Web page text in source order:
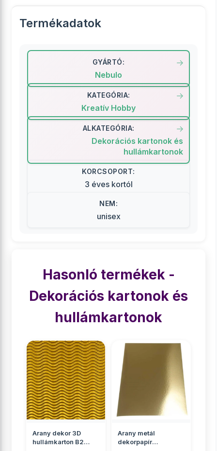
Termékadatok
GYÁRTÓ:
Nebulo
KATEGÓRIA:
Kreatív Hobby
ALKATEGÓRIA:
Dekorációs kartonok és
hullámkartonok
KORCSOPORT:
3 éves kortól
NEM:
unisex
Hasonló termékek -
Dekorációs kartonok és
hullámkartonok
Arany dekor 3D
hullámkarton B2
Arany metál
dekorpapír